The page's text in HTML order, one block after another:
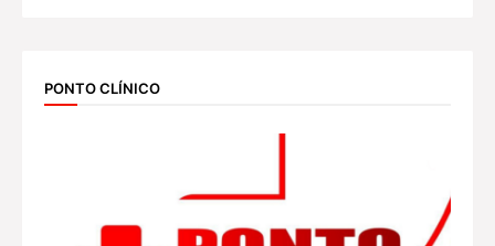
PONTO CLÍNICO